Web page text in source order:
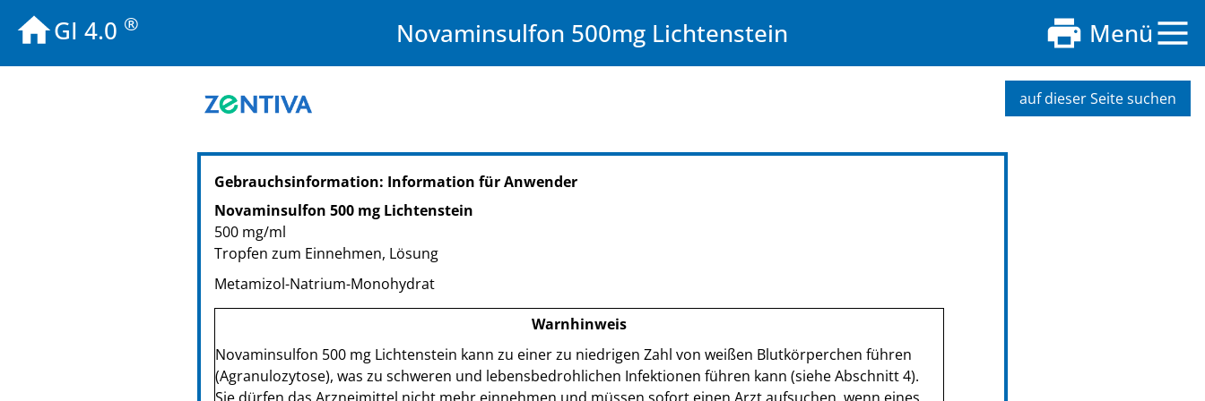
GI 4.0 ® Novaminsulfon 500mg Lichtenstein Menü
auf dieser Seite suchen
Gebrauchsinformation: Information für Anwender
Novaminsulfon 500 mg Lichtenstein
500 mg/ml
Tropfen zum Einnehmen, Lösung
Metamizol-Natrium-Monohydrat
Warnhinweis
Novaminsulfon 500 mg Lichtenstein kann zu ei­ner zu niedrigen Zahl von weißen Blutkörperchen führen
(Agra­nu­lo­zy­to­se), was zu schweren und le­bens­be­droh­li­ch­en Infektionen führen kann (siehe Abschnitt 4).